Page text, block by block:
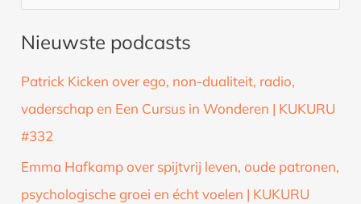
e
k
a
Nieuwste podcasts
Patrick Kicken over ego, non-dualiteit, radio,
vaderschap en Een Cursus in Wonderen | KUKURU
#332
Emma Hafkamp over spijtvrij leven, oude patronen,
psychologische groei en écht voelen | KUKURU